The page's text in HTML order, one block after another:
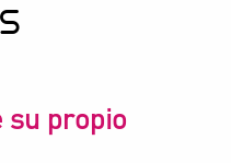
su propio